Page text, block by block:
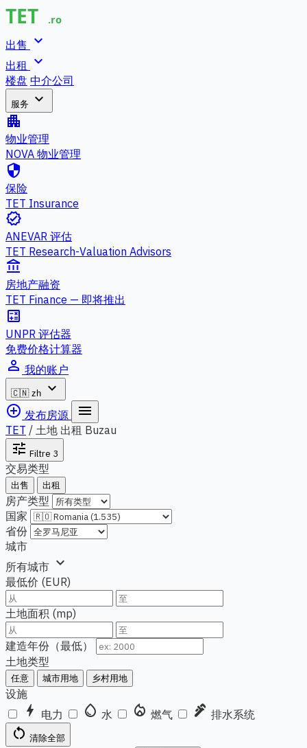
出售 expand_more
出租 expand_more
楼盘 中介公司
服务 expand_more
apartment
物业管理
NOVA 物业管理
security
保险
TET Insurance
verified
ANEVAR 评估
TET Research-Valuation Advisors
account_balance
房地产融资
TET Finance — 即将推出
calculate
UNPR 评估器
免费价格计算器
person_outline 我的账户
🇨🇳 zh
expand_more
add_circle_outline 发布房源 menu
TET / 土地 出租 Buzau
tune Filtre 3
交易类型
出售 出租
房产类型
国家
省份
城市
所有城市 expand_more
最低价 (EUR)
土地面积 (mp)
建造年份（最低）
土地类型
任意 城市用地 乡村用地
设施
bolt 电力 water_drop 水 local_fire_department 燃气 plumbing 排水系统
restart_alt 清除全部